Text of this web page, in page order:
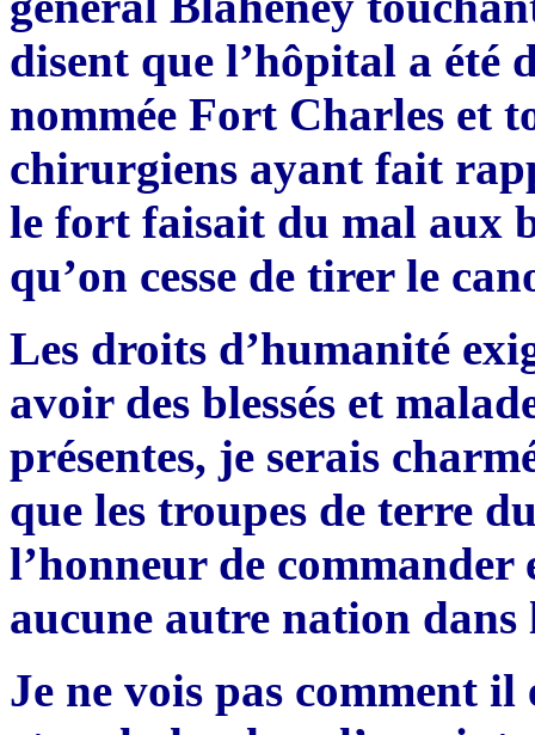
disent que l’hôpital a été
nommée Fort Charles et
chirurgiens ayant fait
le fort faisait du mal aux
qu’on cesse de tirer le
Les droits d’humanité
avoir des blessés et
présentes, je serais
que les troupes de terre
l’honneur de commander
aucune autre nation dans
Je ne vois pas comment il